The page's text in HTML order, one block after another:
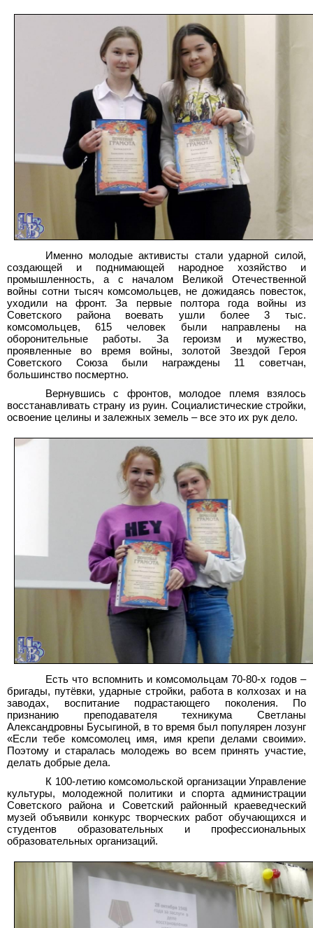
Именно молодые активисты стали ударной силой,
создающей и поднимающей народное хозяйство и
промышленность, а с началом Великой Отечественной
войны сотни тысяч комсомольцев, не дожидаясь повесток,
уходили на фронт. За первые полтора года войны из
Советского района воевать ушли более 3
тыс.
комсомольцев, 615 человек были направлены на
оборонительные работы. За героизм и мужество,
проявленные во время войны, золотой Звездой Героя
Советского Союза были награждены 11
советчан,
большинство посмертно.
Вернувшись с фронтов, молодое племя взялось
восстанавливать страну из руин. Социалистические стройки,
освоение целины и залежных земель – все это их рук дело.
Есть что вспомнить и комсомольцам 70-80-х годов –
бригады, путёвки, ударные стройки, работа в колхозах и на
заводах, воспитание подрастающего поколения. По
признанию преподавателя техникума Светланы
Александровны Бусыгиной, в то время был популярен лозунг
«Если тебе комсомолец имя, имя крепи делами своими».
Поэтому и старалась молодежь во всем принять участие,
делать добрые дела.
К 100-летию комсомольской организации Управление
культуры, молодежной политики и спорта администрации
Советского района и Советский районный краеведческий
музей объявили конкурс творческих работ обучающихся и
студентов образовательных и профессиональных
образовательных организаций.